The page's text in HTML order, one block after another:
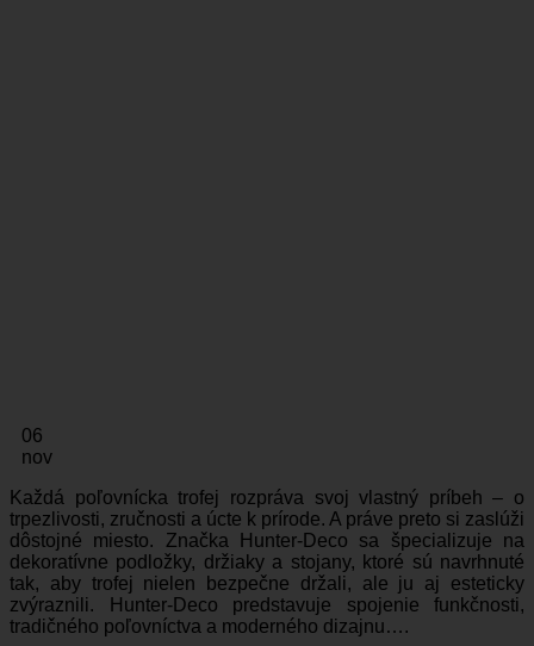
06
nov
Každá poľovnícka trofej rozpráva svoj vlastný príbeh – o
trpezlivosti, zručnosti a úcte k prírode. A práve preto si zaslúži
dôstojné miesto. Značka Hunter-Deco sa špecializuje na
dekoratívne podložky, držiaky a stojany, ktoré sú navrhnuté
tak, aby trofej nielen bezpečne držali, ale ju aj esteticky
zvýraznili. Hunter-Deco predstavuje spojenie funkčnosti,
tradičného poľovníctva a moderného dizajnu….